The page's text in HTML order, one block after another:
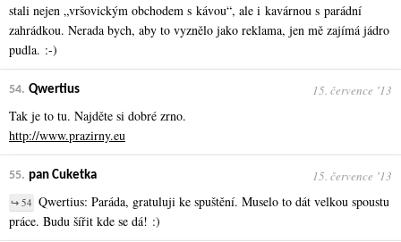
stali nejen „vršovickým obchodem s kávou“, ale i kavárnou s parádní
zahrádkou. Nerada bych, aby to vyznělo jako reklama, jen mě zajímá jádro
pudla. :-)
54. Qwertius 15. července ʼ13
Tak je to tu. Najděte si dobré zrno.
http://www.prazirny.eu
55. pan Cuketka 15. července ʼ13
↪ 54 Qwertius: Paráda, gratuluji ke spuštění. Muselo to dát velkou spoustu
práce. Budu šířit kde se dá! :)